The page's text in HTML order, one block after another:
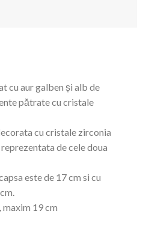
cu aur galben și alb de
pătrate cu cristale
cu cristale zirconia
de cele doua
este de 17 cm si cu
maxim 19 cm